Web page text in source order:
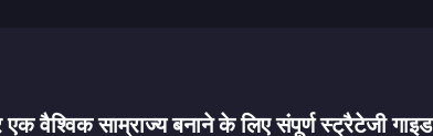
साम्राज्य बनाने के लिए संपूर्ण स्ट्रैटेजी गाइड